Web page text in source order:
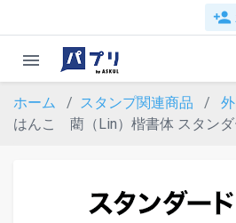
person_add
menu
ホーム スタンプ関連商品
はんこ 藺（Lin）楷書体 スタンダ